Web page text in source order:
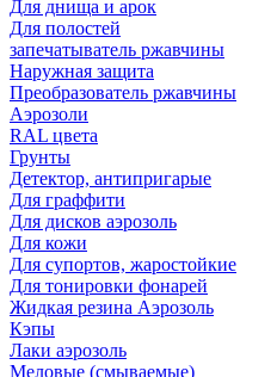
Для днища и арок
Для полостей
запечатыватель ржавчины
Наружная защита
Преобразователь ржавчины
Аэрозоли
RAL цвета
Грунты
Детектор, антипригарые
Для граффити
Для дисков аэрозоль
Для кожи
Для супортов, жаростойкие
Для тонировки фонарей
Жидкая резина Аэрозоль
Кэпы
Лаки аэрозоль
Меловые (смываемые)